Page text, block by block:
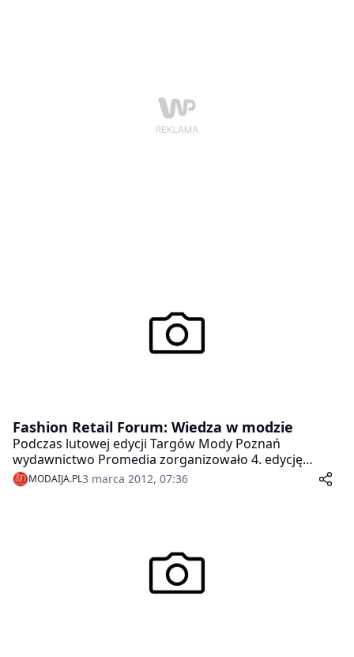
Fashion Retail Forum: Wiedza w modzie
Podczas lutowej edycji Targów Mody Poznań
wydawnictwo Promedia zorganizowało 4. edycję
Fashion Retail Forum – seminaria dla handlu
detalicznego z branży mody.
MODAIJA.PL3 marca 2012, 07:36